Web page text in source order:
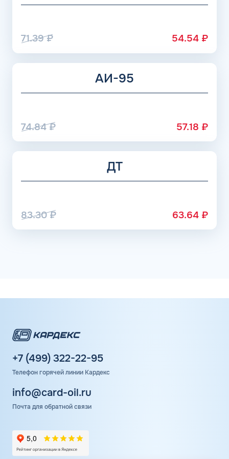
71.39₽ 54.54 ₽
АИ-95
74.84₽ 57.18 ₽
ДТ
83.30₽ 63.64 ₽
+7 (499) 322-22-95
Телефон горячей линии Кардекс
info@card-oil.ru
Почта для обратной связи